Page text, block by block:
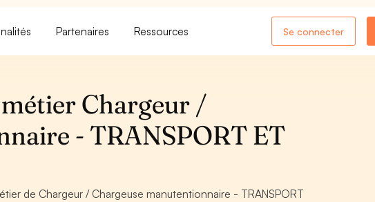
Partenaires Ressources Se connecter
Chargeur /
- TRANSPORT ET
de Chargeur / Chargeuse manutentionnaire - TRANSPORT